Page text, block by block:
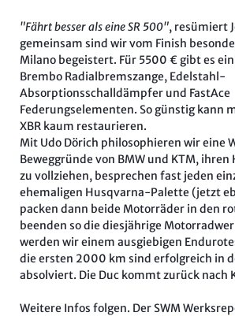
"Fährt besser als eine SR 500", resümiert
gemeinsam sind wir vom Finish
Milano begeistert. Für 5500 € gibt es
Brembo Radialbremszange, Edelstahl-
Absorptionsschalldämpfer und FastAce
Federungselementen. So günstig kann
XBR kaum restaurieren.
Mit Udo Dörich philosophieren wir eine
Beweggründe von BMW und KTM,
zu vollziehen, besprechen fast jeden
ehemaligen Husqvarna-Palette (jetzt
packen dann beide Motorräder in den
beenden so die diesjährige
werden wir einem ausgiebigen
die ersten 2000 km sind erfolgreich in
absolviert. Die Duc kommt zurück nach
Weitere Infos folgen. Der SWM